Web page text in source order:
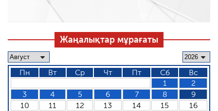
Жаңалықтар мұрағаты
Пн Вт Ср Чт Пт Сб
Вс
1
2
3
4 5 6 7 8
9
10
11 12 13 14 15
16